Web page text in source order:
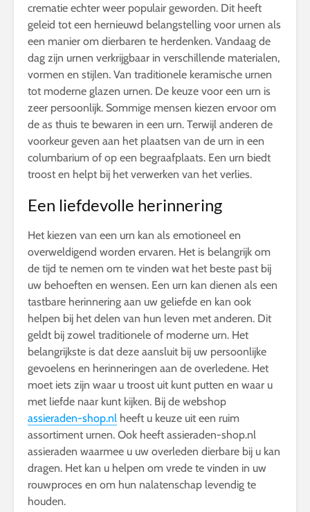
crematie echter weer populair geworden. Dit heeft
geleid tot een hernieuwd belangstelling voor urnen als
een manier om dierbaren te herdenken. Vandaag de
dag zijn urnen verkrijgbaar in verschillende materialen,
vormen en stijlen. Van traditionele keramische urnen
tot moderne glazen urnen. De keuze voor een urn is
zeer persoonlijk. Sommige mensen kiezen ervoor om
de as thuis te bewaren in een urn. Terwijl anderen de
voorkeur geven aan het plaatsen van de urn in een
columbarium of op een begraafplaats. Een urn biedt
troost en helpt bij het verwerken van het verlies.
Een liefdevolle herinnering
Het kiezen van een urn kan als emotioneel en
overweldigend worden ervaren. Het is belangrijk om
de tijd te nemen om te vinden wat het beste past bij
uw behoeften en wensen. Een urn kan dienen als een
tastbare herinnering aan uw geliefde en kan ook
helpen bij het delen van hun leven met anderen. Dit
geldt bij zowel traditionele of moderne urn. Het
belangrijkste is dat deze aansluit bij uw persoonlijke
gevoelens en herinneringen aan de overledene. Het
moet iets zijn waar u troost uit kunt putten en waar u
met liefde naar kunt kijken. Bij de webshop
assieraden-shop.nl heeft u keuze uit een ruim
assortiment urnen. Ook heeft assieraden-shop.nl
assieraden waarmee u uw overleden dierbare bij u kan
dragen. Het kan u helpen om vrede te vinden in uw
rouwproces en om hun nalatenschap levendig te
houden.